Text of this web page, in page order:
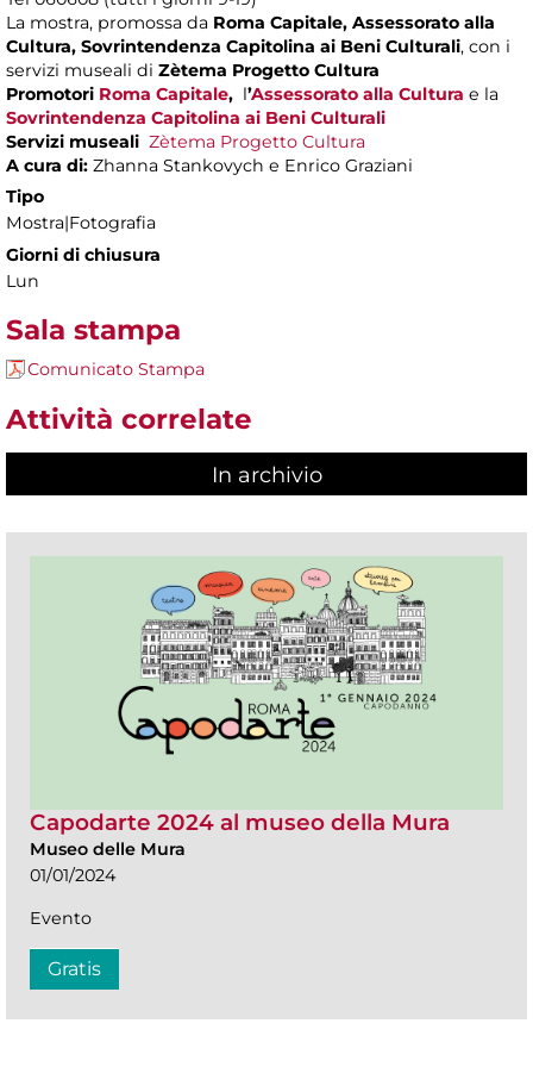
La mostra, promossa da Roma Capitale, Assessorato alla
Cultura, Sovrintendenza Capitolina ai Beni Culturali, con i
servizi museali di Zètema Progetto Cultura
Promotori Roma Capitale, l’Assessorato alla Cultura e la
Sovrintendenza Capitolina ai Beni Culturali
Servizi museali Zètema Progetto Cultura
A cura di: Zhanna Stankovych e Enrico Graziani
Tipo
Mostra|Fotografia
Giorni di chiusura
Lun
Sala stampa
Comunicato Stampa
Attività correlate
In archivio
Capodarte 2024 al museo della Mura
Museo delle Mura
01/01/2024
Evento
Gratis